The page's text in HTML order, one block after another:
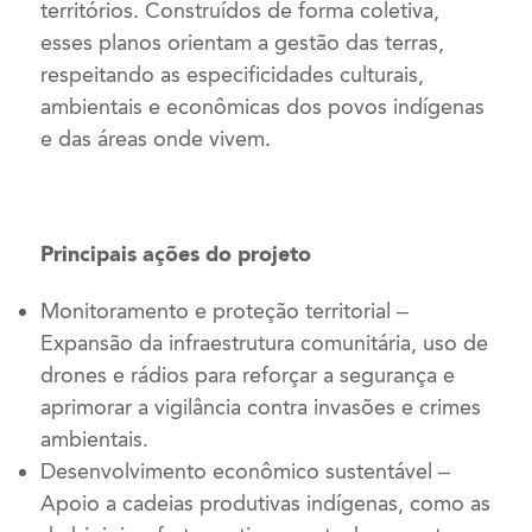
territórios. Construídos de forma coletiva,
esses planos orientam a gestão das terras,
respeitando as especificidades culturais,
ambientais e econômicas dos povos indígenas
e das áreas onde vivem.
Principais ações do projeto
Monitoramento e proteção territorial –
Expansão da infraestrutura comunitária, uso de
drones e rádios para reforçar a segurança e
aprimorar a vigilância contra invasões e crimes
ambientais.
Desenvolvimento econômico sustentável –
Apoio a cadeias produtivas indígenas, como as